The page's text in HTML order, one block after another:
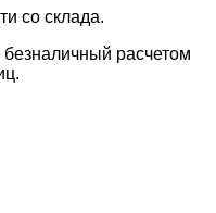
со склада.
расчетом